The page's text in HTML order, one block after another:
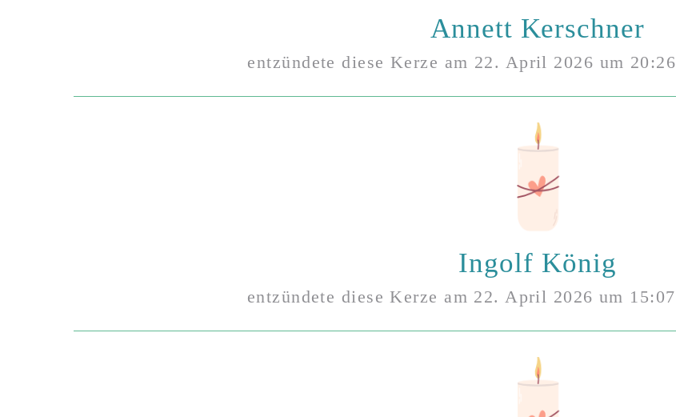
Annett Kerschner
entzündete diese Kerze am 22. April 2026 um 20:26
Ingolf König
entzündete diese Kerze am 22. April 2026 um 15:07